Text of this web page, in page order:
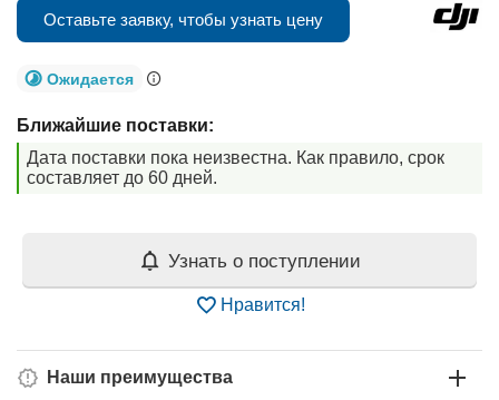
Оставьте заявку, чтобы узнать цену
Ожидается
Ближайшие поставки:
Дата поставки пока неизвестна. Как правило, срок
составляет до 60 дней.
Узнать о поступлении
Нравится!
Наши преимущества